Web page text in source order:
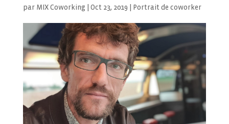
par MIX Coworking Oct 23, 2019 Portrait de coworker